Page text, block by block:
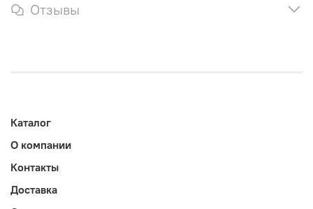
Отзывы
Каталог
О компании
Контакты
Доставка